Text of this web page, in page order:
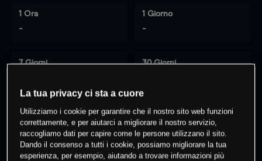
1 Ora
-
1 Giorno
-
7 Giorni 30 Giorni
0% dei clienti hanno posizioni su
questo prodotto
La tua privacy ci sta a cuore
Utilizziamo i cookie per garantire che il nostro sito web funzioni
correttamente, e per aiutarci a migliorare il nostro servizio,
raccogliamo dati per capire come le persone utilizzano il sito.
Dando il consenso a tutti i cookie, possiamo migliorare la tua
esperienza, per esempio, aiutando a trovare informazioni più